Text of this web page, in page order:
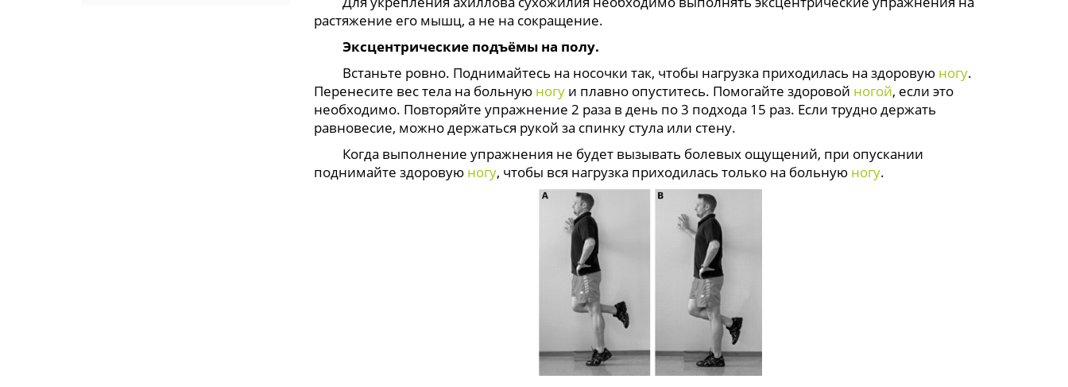
растяжение его мышц, а не на сокращение.
Эксцентрические подъёмы на полу.
Встаньте ровно. Поднимайтесь на носочки так, чтобы нагрузка приходилась на здоровую ногу.
Перенесите вес тела на больную ногуи плавно опуститесь. Помогайте здоровой ногой, если это
необходимо. Повторяйте упражнение 2 раза в день по 3 подхода 15 раз. Если трудно держать
равновесие, можно держаться рукой за спинку стула или стену.
Когда выполнение упражнения не будет вызывать болевых ощущений, при опускании
поднимайте здоровую ногу, чтобы вся нагрузка приходилась только на больную ногу.